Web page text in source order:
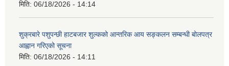
मिति: 06/18/2026 - 14:14
शुक्रबारे पशुपन्छी हाटबजार शुल्कको आन्तरिक आय सङ्कलन सम्बन्धी बोलपत्र
आह्वान गरिएको सूचना
मिति: 06/18/2026 - 14:11